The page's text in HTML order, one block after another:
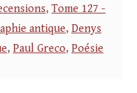
, Tome 127 -
antique, Denys
, Paul Greco, Poésie